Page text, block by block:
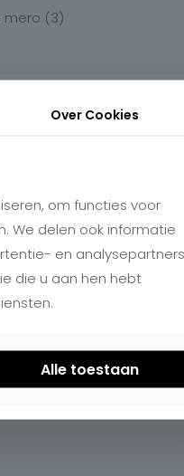
mero (3)
Over Cookies
om functies voor
We delen ook informatie
en analysepartners
die u aan hen hebt
Alle toestaan